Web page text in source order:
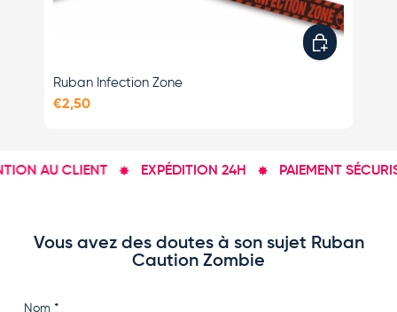
Ruban Infection Zone
€2,50
Ajouter au
AU CLIENT EXPÉDITION 24H PAIEMENT SÉCURISÉ
Vous avez des doutes à son sujet Ruban
Caution Zombie